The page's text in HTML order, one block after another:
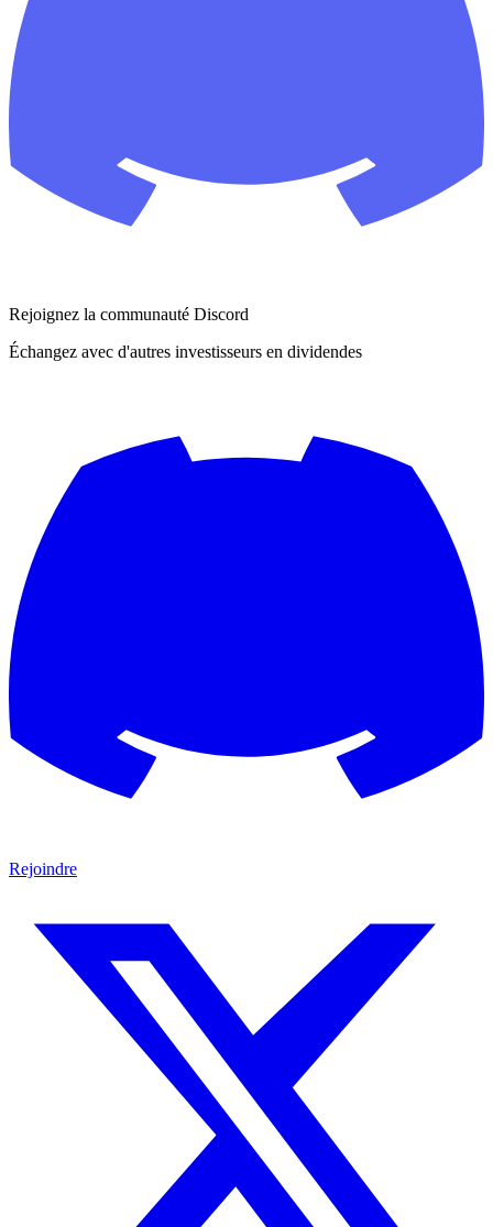
Rejoignez la communauté Discord
Échangez avec d'autres investisseurs en dividendes
Rejoindre